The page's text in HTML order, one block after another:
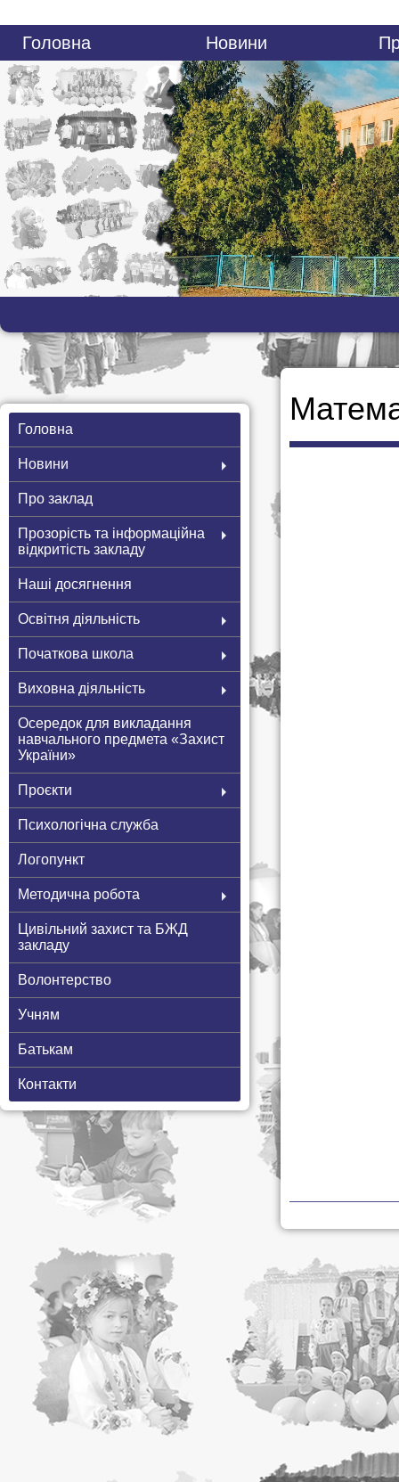
Головна Новини
Батькам
Контакти
Головна
Новини
Про заклад
Прозорість та інформаційна
відкритість закладу
Наші досягнення
Освітня діяльність
Початкова школа
Виховна діяльність
Осередок для викладання
навчального предмета «Захист
України»
Проєкти
Психологічна служба
Логопункт
Методична робота
Цивільний захист та БЖД
закладу
Волонтерство
Учням
Батькам
Контакти